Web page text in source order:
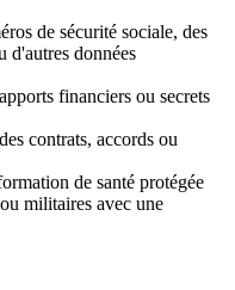
de sécurité sociale, des
d'autres données
financiers ou secrets
contrats, accords ou
de santé protégée
militaires avec une